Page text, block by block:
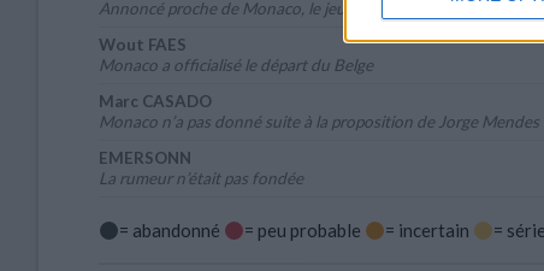
Annoncé proche de Monaco, le jeune défenseur a signé au PFC
Wout FAES
Monaco a officialisé le départ du Belge
Marc CASADO
Monaco n’a pas donné suite à la proposition de Jorge Mendes
EMERSONN
La rumeur n’était pas fondée
= abandonné = peu probable = incertain =